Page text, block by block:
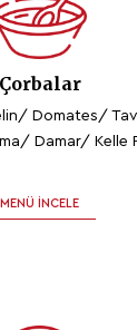
Çorbalar
Domates/
Damar/ Kelle
MENÜ İNCELE